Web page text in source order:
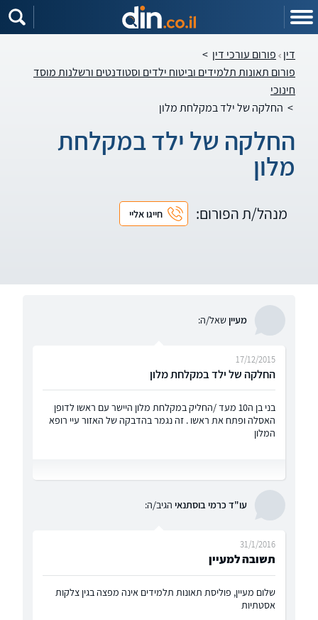
דין פורום עורכי דין >
פורום תאונות תלמידים וביטוח ילדים וסטודנטים ורשלנות מוסד
חינוכי
> החלקה של ילד במקלחת מלון
החלקה של ילד במקלחת
מלון
מנהל/ת הפורום: חייגו אליי
מעייןשאל/ה:
החלקה של ילד במקלחת מלון
17/12/2015
בני בן ה10 מעד /החליק במקלחת מלון היישר עם ראשו לדופן
האסלה ופתח את ראשו . זה נגמר בהדבקה של האזור עיי רופא
המלון
עו"ד כרמי בוסתנאי הגיב/ה:
תשובה למעיין
31/1/2016
שלום מעיין, פוליסת תאונות תלמידים אינה מפצה בגין צלקות
אסטתיות